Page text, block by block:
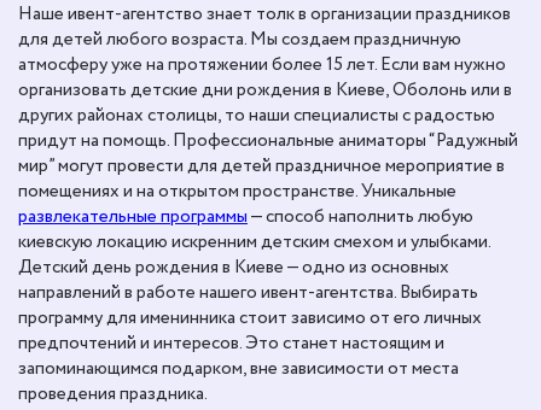
Наше ивент-агентство знает толк в организации праздников
для детей любого возраста. Мы создаем праздничную
атмосферу уже на протяжении более 15 лет. Если вам нужно
организовать детские дни рождения в Киеве, Оболонь или в
других районах столицы, то наши специалисты с радостью
придут на помощь. Профессиональные аниматоры “Радужный
мир” могут провести для детей праздничное мероприятие в
помещениях и на открытом пространстве. Уникальные
развлекательные программы— способ наполнить любую
киевскую локацию искренним детским смехом и улыбками.
Детский день рождения в Киеве — одно из основных
направлений в работе нашего ивент-агентства. Выбирать
программу для именинника стоит зависимо от его личных
предпочтений и интересов. Это станет настоящим и
запоминающимся подарком, вне зависимости от места
проведения праздника.